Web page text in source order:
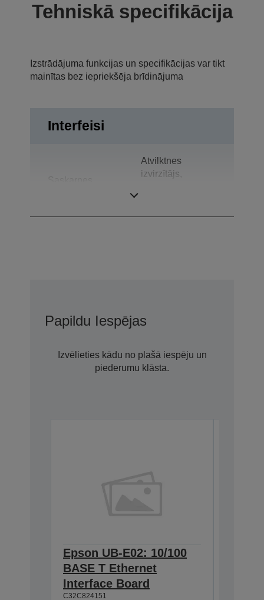
Tehniskā specifikācija
Izstrādājuma funkcijas un specifikācijas var tikt
mainītas bez iepriekšēja brīdinājuma
Interfeisi
Atvilktnes
izvirzītājs,
Papildu Iespējas
Izvēlieties kādu no plašā iespēju un
piederumu klāsta.
Epson UB-E02: 10/100
BASE T Ethernet
Interface Board
C32C824151